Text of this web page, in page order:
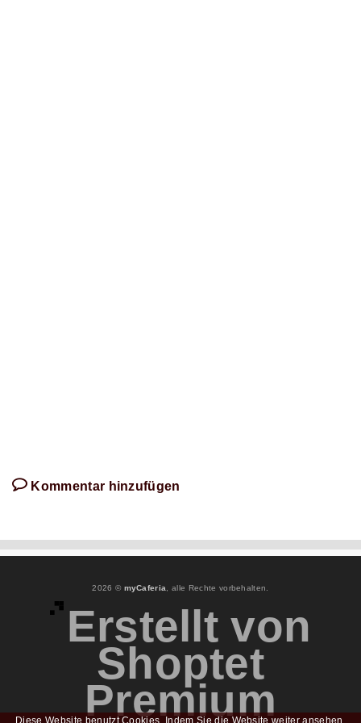
Kommentar hinzufügen
2026 © myCaferia , alle Rechte vorbehalten.
Erstellt von
Shoptet
Premium
Diese Website benutzt Cookies. Indem Sie die Website weiter ansehen,